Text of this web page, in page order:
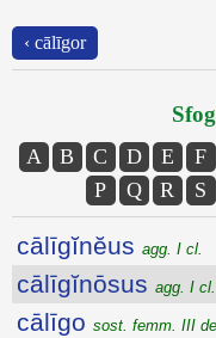
‹ cālīgor
A B C D E F
P
Q R S
cālīgĭnĕus agg. I cl.
cālīgĭnōsus agg. I cl.
cālīgo sost. femm. III